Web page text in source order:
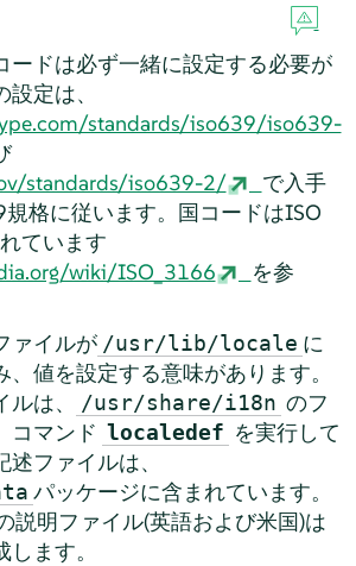
ードは必ず一緒に設定する必要が
定は、
standards/iso639/iso639-
standards/iso639-2/
で入手
格に従います。国コードはISO
ています
wiki/ISO_3166
を参
ァイルが /usr/lib/locale に
値を設定する意味があります。
は、
/usr/share/i18n のフ
コマンド localedef を実行して
ファイルは、
パッケージに含まれています。
説明ファイル(英語および米国)は
ます。